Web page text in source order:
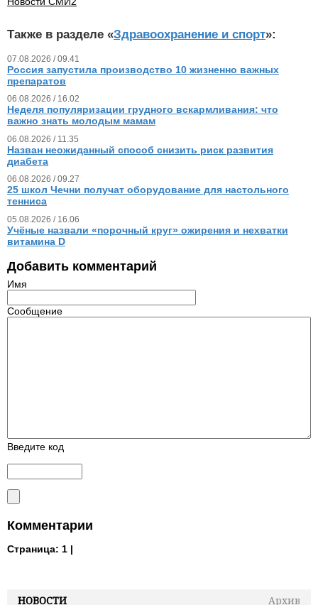
НОВОСТИ
Архив
Также в разделе «Здравоохранение и спорт»:
07.08.2026 / 09.41
Россия запустила производство 10 жизненно важных
препаратов
06.08.2026 / 16.02
Неделя популяризации грудного вскармливания: что
важно знать молодым мамам
06.08.2026 / 11.35
Назван неожиданный способ снизить риск развития
диабета
06.08.2026 / 09.27
25 школ Чечни получат оборудование для настольного
тенниса
05.08.2026 / 16.06
Учёные назвали «порочный круг» ожирения и нехватки
витамина D
Добавить комментарий
Имя
Сообщение
Введите код
Комментарии
Страница: 1 |